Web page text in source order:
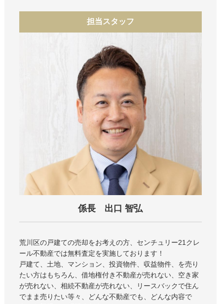
担当スタッフ
係長 出口 智弘
荒川区の戸建ての売却をお考えの方、センチュリー21クレ
ール不動産では無料査定を実施しております！
戸建て、土地、マンション、投資物件、収益物件、を売り
たい方はもちろん、借地権付き不動産が売れない、空き家
が売れない、相続不動産が売れない、リースバックで住ん
でまま売りたい等々、どんな不動産でも、どんな内容で